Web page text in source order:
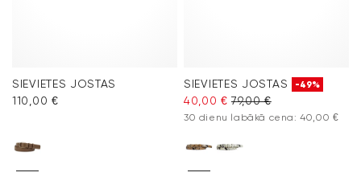
SIEVIETES JOSTAS
110,00 €
SIEVIETES JOSTAS -49%
40,00 € 79,00 €
30 dienu labākā cena: 40,00 €